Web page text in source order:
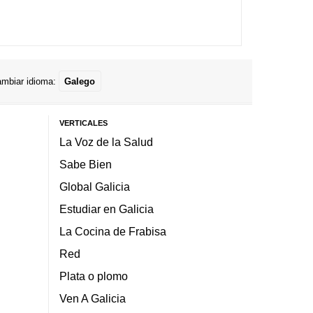
idioma: Galego
VERTICALES
La Voz de la Salud
Sabe Bien
Global Galicia
Estudiar en Galicia
La Cocina de Frabisa
Red
Plata o plomo
Ven A Galicia